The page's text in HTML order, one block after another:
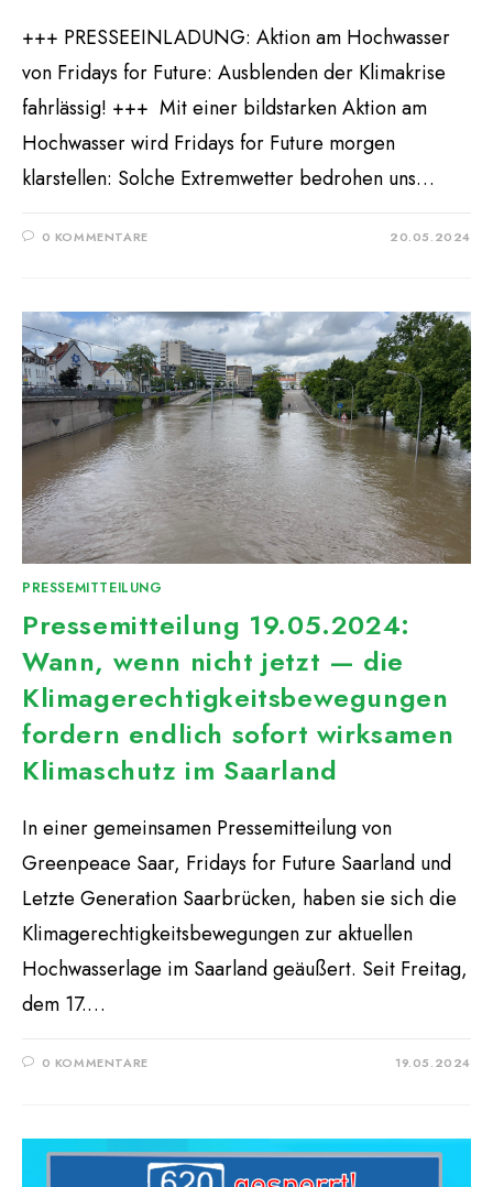
+++ PRESSEEINLADUNG: Aktion am Hochwasser
von Fridays for Future: Ausblenden der Klimakrise
fahrlässig! +++ Mit einer bildstarken Aktion am
Hochwasser wird Fridays for Future morgen
klarstellen: Solche Extremwetter bedrohen uns…
0 KOMMENTARE 20.05.2024
PRESSEMITTEILUNG
Pressemitteilung 19.05.2024:
Wann, wenn nicht jetzt — die
Klimagerechtigkeitsbewegungen
fordern endlich sofort wirksamen
Klimaschutz im Saarland
In einer gemeinsamen Pressemitteilung von
Greenpeace Saar, Fridays for Future Saarland und
Letzte Generation Saarbrücken, haben sie sich die
Klimagerechtigkeitsbewegungen zur aktuellen
Hochwasserlage im Saarland geäußert. Seit Freitag,
dem 17.…
0 KOMMENTARE 19.05.2024